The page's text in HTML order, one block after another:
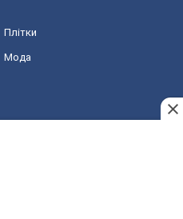
Плітки
Мода